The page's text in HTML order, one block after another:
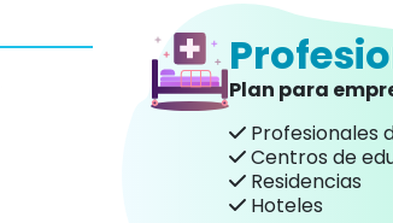
Plan para
Profesionales
Centros de
Residencias
Hoteles